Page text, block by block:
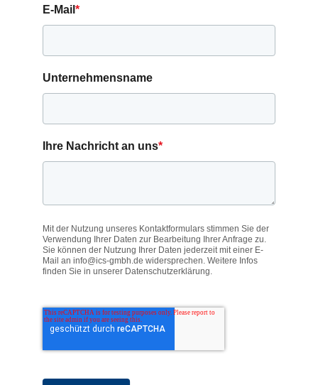
E-Mail *
Unternehmensname
Ihre Nachricht an uns*
Mit der Nutzung unseres Kontaktformulars stimmen Sie der
Verwendung Ihrer Daten zur Bearbeitung Ihrer Anfrage zu.
Sie können der Nutzung Ihrer Daten jederzeit mit einer E-
Mail an info@ics-gmbh.de widersprechen. Weitere Infos
finden Sie in unserer Datenschutzerklärung.